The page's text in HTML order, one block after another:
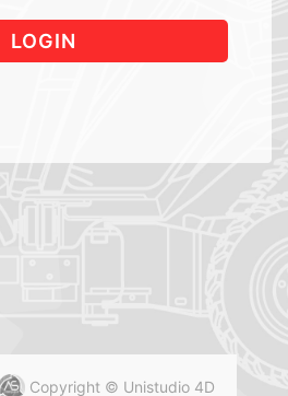
LOGIN
Copyright © Unistudio 4D